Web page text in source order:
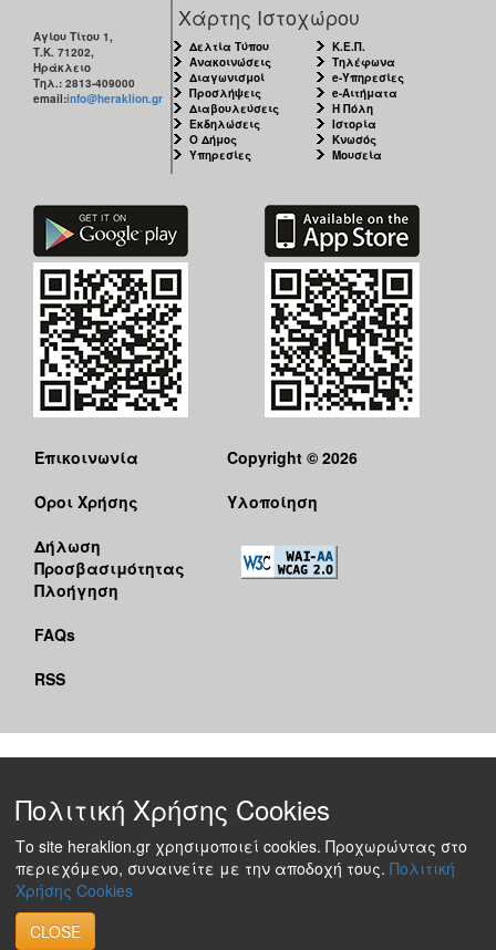
Αγίου Τίτου 1,
Τ.Κ. 71202,
Ηράκλειο
Τηλ.: 2813-409000
email:info@heraklion.gr
Χάρτης Ιστοχώρου
Δελτία Τύπου
Ανακοινώσεις
Διαγωνισμοί
Προσλήψεις
Διαβουλεύσεις
Εκδηλώσεις
Ο Δήμος
Υπηρεσίες
Κ.Ε.Π.
Τηλέφωνα
e-Υπηρεσίες
e-Αιτήματα
Η Πόλη
Ιστορία
Κνωσός
Μουσεία
Επικοινωνία
Όροι Χρήσης
Δήλωση
Προσβασιμότητας
Πλοήγηση
FAQs
RSS
Copyright © 2026
Υλοποίηση
Πολιτική Χρήσης Cookies
Το site heraklion.gr χρησιμοποιεί cookies. Προχωρώντας στο
περιεχόμενο, συναινείτε με την αποδοχή τους. Πολιτική
Χρήσης Cookies
CLOSE